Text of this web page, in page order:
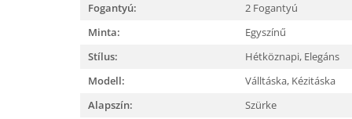
Fogantyú:
2 Fogantyú
Minta:
Egyszínű
Stílus:
Hétköznapi, Elegáns
Modell:
Válltáska, Kézitáska
Alapszín:
Szürke